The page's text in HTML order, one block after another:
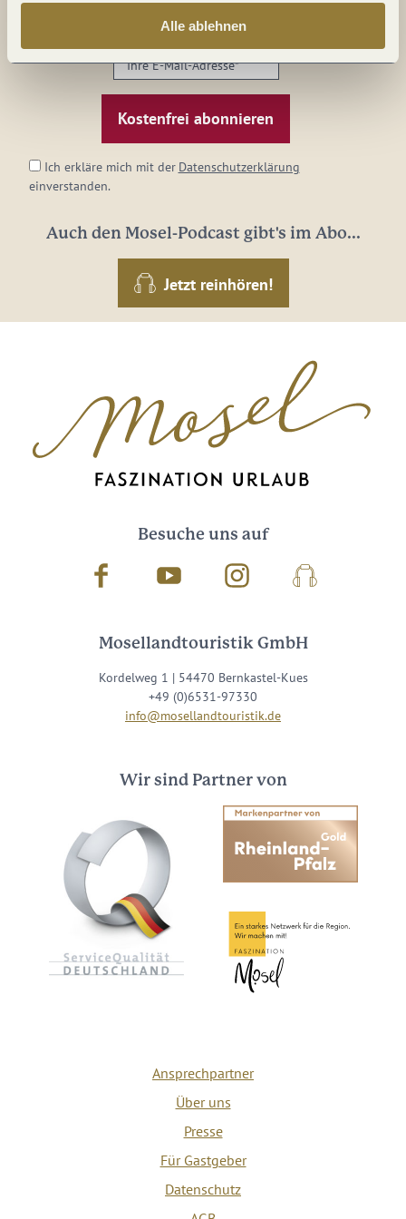
Alle ablehnen
Mosel im Abo: Mit unserem Newsletter
keine Neuigkeiten mehr verpassen!
Ihre
E-
Mail-
Adresse:
Ich erkläre mich mit der Datenschutzerklärung
einverstanden.
Auch den Mosel-Podcast gibt's im Abo...
Jetzt reinhören!
Besuche uns auf
Facebook Youtube InstagramPodcast
Mosellandtouristik GmbH
Kordelweg 1 | 54470 Bernkastel-Kues
+49 (0)6531-97330
info@mosellandtouristik.de
Wir sind Partner von
Ansprechpartner
Über uns
Presse
Für Gastgeber
Datenschutz